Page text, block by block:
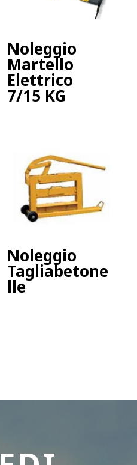
Noleggio
Martello
Elettrico
7/15 KG
Noleggio
Tagliabetone
lle